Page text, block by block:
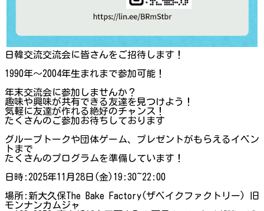
日韓交流交流会に皆さんをご招待します！
1990年〜2004年生まれまで参加可能！
年末交流会に参加しませんか？
趣味や興味が共有できる友達を見つけよう！
気軽に友達が作れる絶好のチャンス！
たくさんのご参加お待ちしております
グループトークや団体ゲーム、プレゼントがもらえるイベン
トまで
たくさんのプログラムを準備しています！
日時:2025年11月28日(金)19:30~22:00
場所:新大久保The Bake Factory(ザベイクファクトリー) 旧
モンナンカムジャ